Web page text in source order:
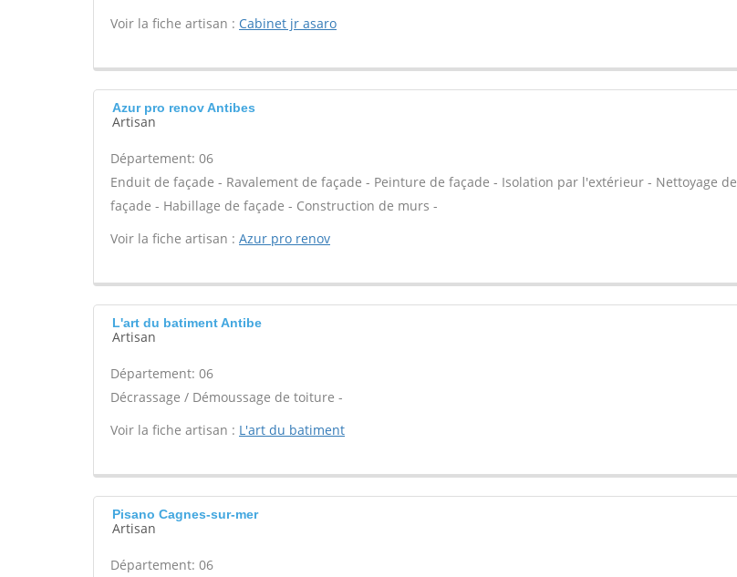
Voir la fiche artisan : Cabinet jr asaro
Azur pro renov Antibes
Artisan
Département: 06
Enduit de façade - Ravalement de façade - Peinture de façade - Isolation par l'extérieur - Nettoyage de
façade - Habillage de façade - Construction de murs -
Voir la fiche artisan : Azur pro renov
L'art du batiment Antibe
Artisan
Département: 06
Décrassage / Démoussage de toiture -
Voir la fiche artisan : L'art du batiment
Pisano Cagnes-sur-mer
Artisan
Département: 06